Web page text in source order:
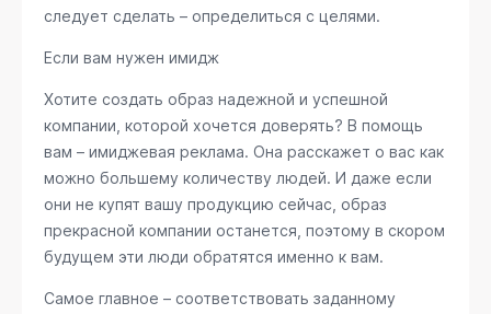
следует сделать – определиться с целями.
Если вам нужен имидж
Хотите создать образ надежной и успешной
компании, которой хочется доверять? В помощь
вам – имиджевая реклама. Она расскажет о вас как
можно большему количеству людей. И даже если
они не купят вашу продукцию сейчас, образ
прекрасной компании останется, поэтому в скором
будущем эти люди обратятся именно к вам.
Самое главное – соответствовать заданному